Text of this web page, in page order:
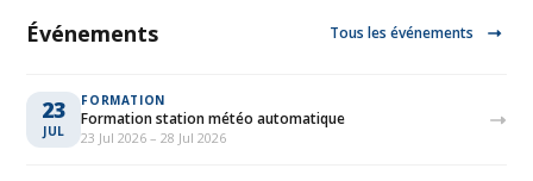
Événements Tous les événements
23
JUL
FORMATION
Formation station météo automatique
23 Jul 2026 – 28 Jul 2026